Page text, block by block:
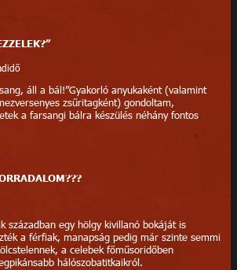
áll a bál!”Gyakorló anyukaként (valamint
zsűritagként) gondoltam,
a farsangi bálra készülés néhány fontos
században egy hölgy kivillanó bokáját is
a férfiak, manapság pedig már szinte semmi
a celebek főműsoridőben
hálószobatitkaikról.